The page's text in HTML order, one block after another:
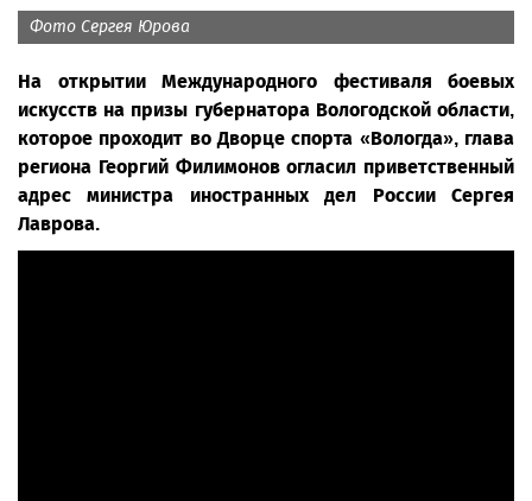
Фото Сергея Юрова
На открытии Международного фестиваля боевых
искусств на призы губернатора Вологодской области,
которое проходит во Дворце спорта «Вологда», глава
региона Георгий Филимонов огласил приветственный
адрес министра иностранных дел России Сергея
Лаврова.